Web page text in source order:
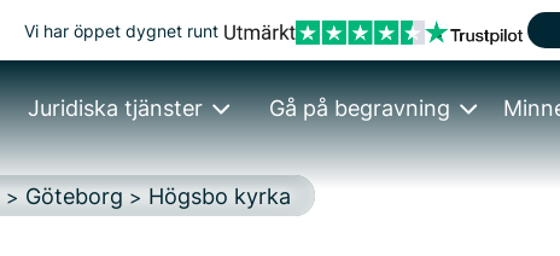
Vi har öppet dygnet runt
Juridiska tjänster Gå på begravning
> Göteborg > Högsbo kyrka